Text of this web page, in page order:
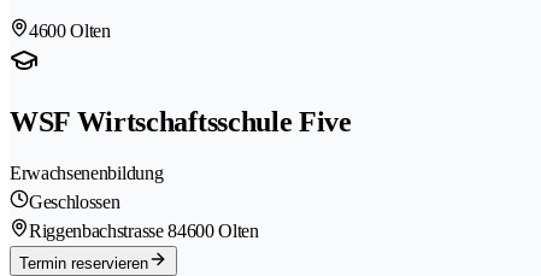
4600 Olten
WSF Wirtschaftsschule Five
Erwachsenenbildung
Geschlossen
Riggenbachstrasse 84600 Olten
Termin reservieren